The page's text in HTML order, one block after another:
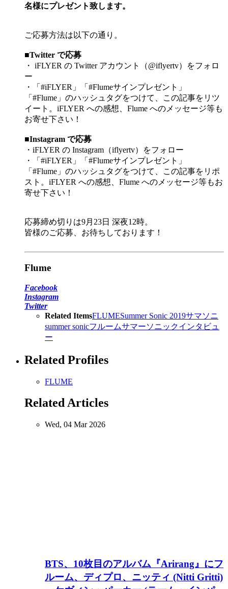
名様にプレゼント致します。
ご応募方法は以下の通り。
■Twitter で応募
・ iFLYER の Twitter アカウント（@iflyertv）をフォロ
ー
・「#iFLYER」「#Flumeサインプレゼント」
「#Flume」のハッシュタグをつけて、この記事をリツ
イート。iFLYER への感想、Flume へのメッセージ等も
お寄せ下さい！
■Instagram で応募
・iFLYER の Instagram（iflyertv）をフォロー
・「#iFLYER」「#Flumeサインプレゼント」
「#Flume」のハッシュタグをつけて、この記事をリポ
スト。iFLYER への感想、Flume へのメッセージ等もお
寄せ下さい！
応募締め切りは9月23日 深夜12時。
皆様のご応募、お待ちしております！
Flume
Facebook
Instagram
Twitter
Related ItemsFLUMESummer Sonic 2019サマソニ
summer sonicフルームサマーソニックインタビュ
ー
Related Profiles
FLUME
Related Articles
Wed, 04 Mar 2026
BTS、10枚目のアルバム『Arirang』にフ
ルーム、ディプロ、ニッティ (Nitti Gritti)